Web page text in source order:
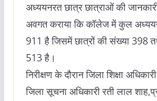
अध्ययनरत छात्र छात्राओं की
अवगत कराया कि कॉलेज में कुल
911 है जिसमें छात्रों की संख्या 398
513 है।
निरीक्षण के दौरान जिला शिक्षा
जिला सूचना अधिकारी रती लाल